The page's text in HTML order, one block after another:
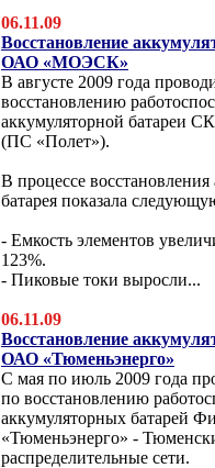
06.11.09
Восстановление
ОАО «МОЭСК»
В августе 2009 года
восстановлению
аккумуляторной
(ПС «Полет»).
В процессе восстановления
батарея показала
- Емкость элементов
123%.
- Пиковые токи выросли...
06.11.09
Восстановление
ОАО «Тюменьэнерго»
С мая по июль 2009 года
по восстановлению
аккумуляторных батарей
«Тюменьэнерго» -
распределительные сети.